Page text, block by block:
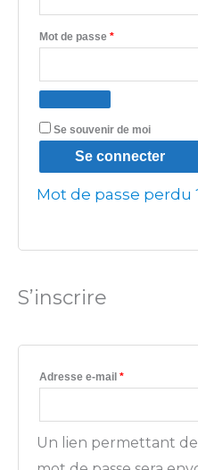
Mot de passe *
Se souvenir de moi
Se connecter
Mot de passe perdu
S’inscrire
Adresse e-mail *
Un lien permettant